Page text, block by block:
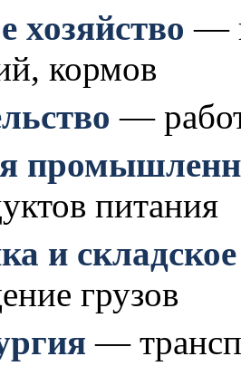
хозяйство —
кормов
—
питания
и
грузов
—